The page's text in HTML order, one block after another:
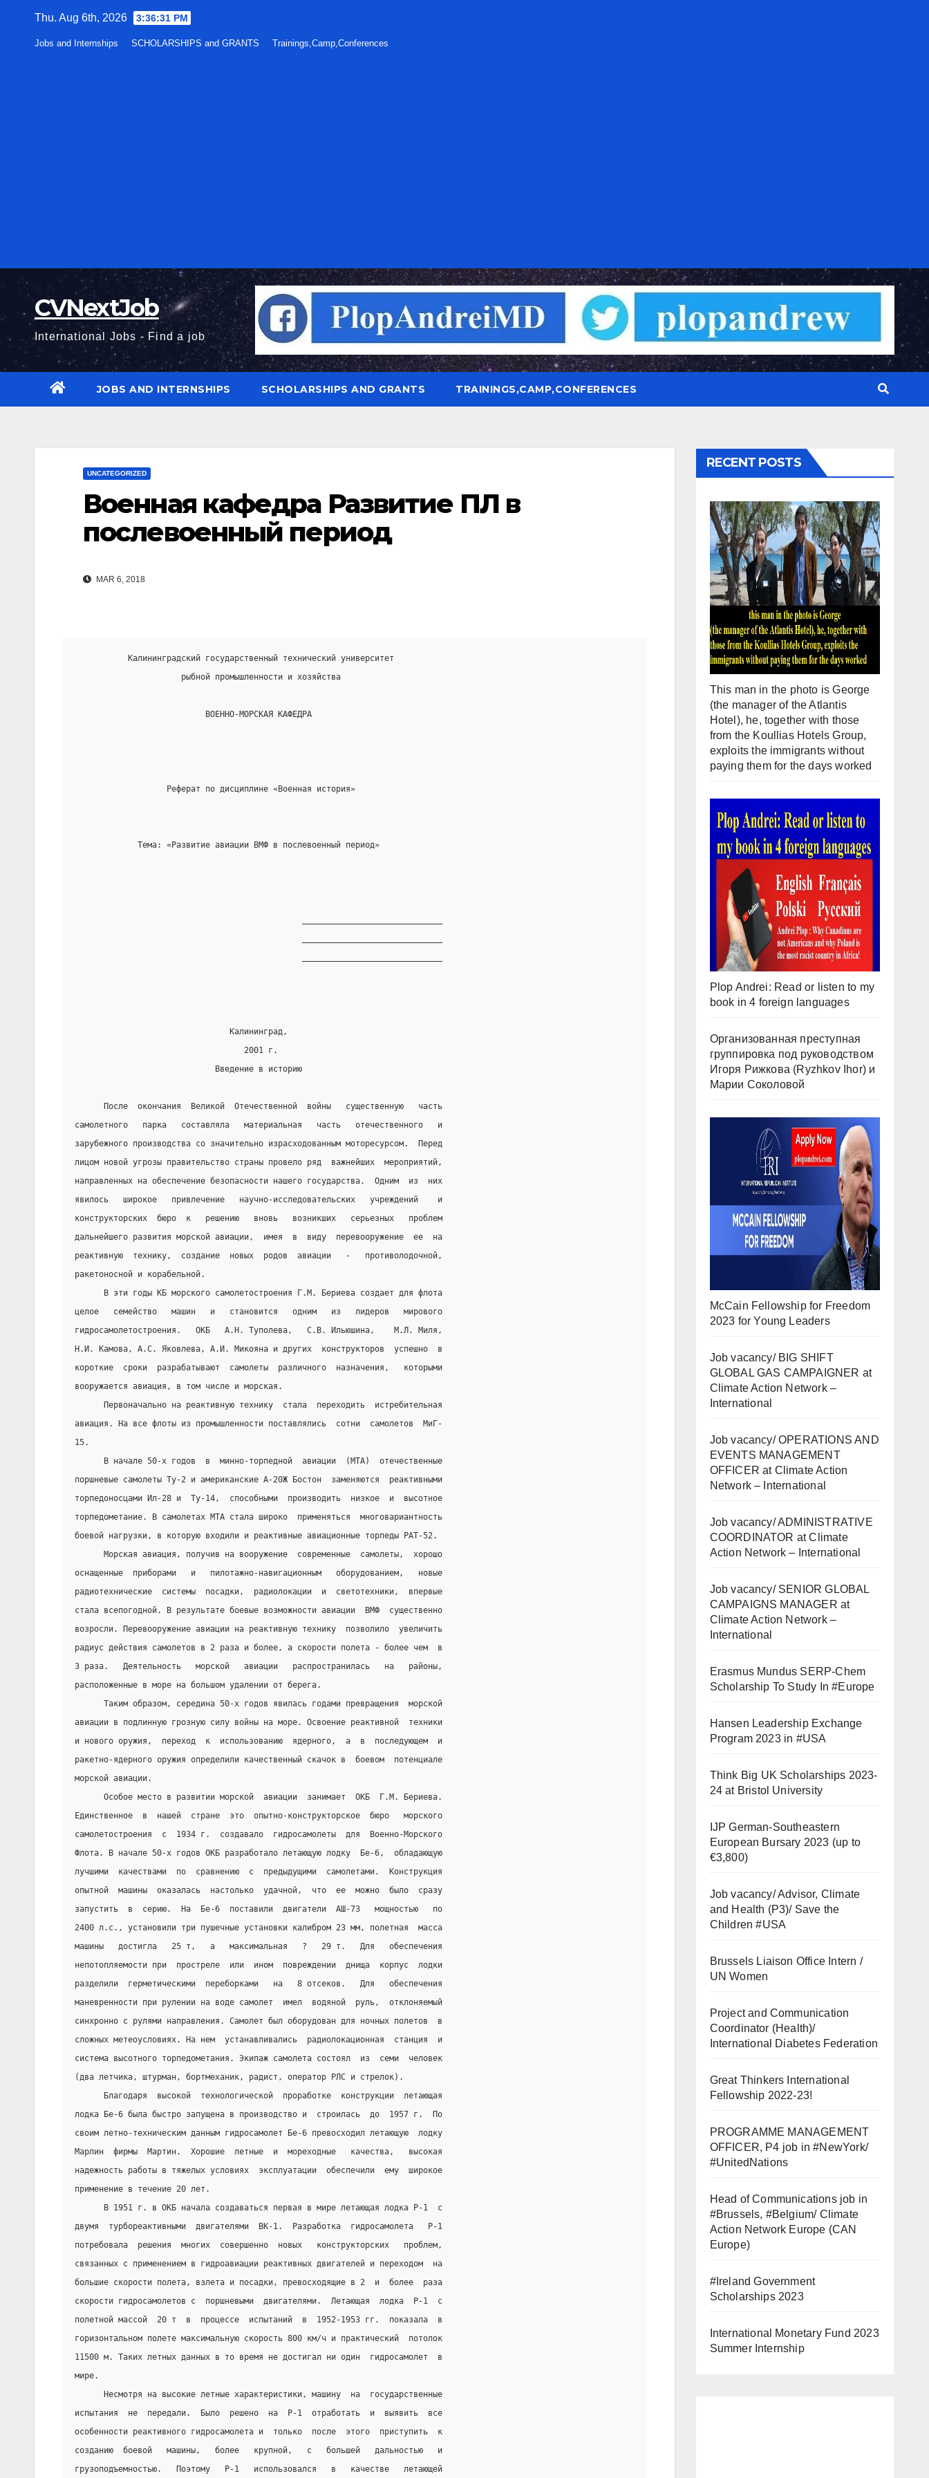
Thu. Aug 6th, 2026 3:36:32 PM
Jobs and Internships SCHOLARSHIPS and GRANTS Trainings,Camp,Conferences
CVNextJob
International Jobs - Find a job
JOBS AND INTERNSHIPS SCHOLARSHIPS AND GRANTS TRAININGS,CAMP,CONFERENCES
UNCATEGORIZED
Военная кафедра Развитие ПЛ в
послевоенный период
MAR 6, 2018
           Калининградский государственный технический университет
                      рыбной промышленности и хозяйства
                           ВОЕННО-МОРСКАЯ КАФЕДРА
                   Реферат по дисциплине «Военная история»
             Тема: «Развитие авиации ВМФ в послевоенный период»
                                Калининград,
                                   2001 г.
                             Введение в историю
      После  окончания  Великой  Отечественной  войны   существенную   часть
самолетного   парка   составляла   материальная   часть   отечественного   и
зарубежного производства со значительно израсходованным моторесурсом.  Перед
лицом новой угрозы правительство страны провело ряд  важнейших  мероприятий,
направленных на обеспечение безопасности нашего государства.  Одним  из  них
явилось   широкое   привлечение   научно-исследовательских   учреждений    и
конструкторских  бюро  к   решению   вновь   возникших   серьезных   проблем
дальнейшего развития морской авиации,  имея  в  виду  перевооружение  ее  на
реактивную  технику,  создание  новых  родов  авиации   -   противолодочной,
ракетоносной и корабельной.
      В эти годы КБ морского самолетостроения Г.М. Бериева создает для флота
целое   семейство   машин   и   становится   одним   из   лидеров   мирового
гидросамолетостроения.   ОКБ   А.Н. Туполева,   С.В. Ильюшина,    М.Л. Миля,
Н.И. Камова, А.С. Яковлева, А.И. Микояна и других  конструкторов  успешно  в
короткие  сроки  разрабатывают  самолеты  различного  назначения,   которыми
вооружается авиация, в том числе и морская.
      Первоначально на реактивную технику  стала  переходить  истребительная
авиация. На все флоты из промышленности поставлялись  сотни  самолетов  МиГ-
15.
      В начале 50-х годов  в  минно-торпедной  авиации  (МТА)  отечественные
поршневые самолеты Ту-2 и американские А-20Ж Бостон  заменяются  реактивными
торпедоносцами Ил-28 и  Ту-14,  способными  производить  низкое  и  высотное
торпедометание. В самолетах МТА стала широко  применяться  многовариантность
боевой нагрузки, в которую входили и реактивные авиационные торпеды РАТ-52.
      Морская авиация, получив на вооружение  современные  самолеты,  хорошо
оснащенные  приборами   и   пилотажно-навигационным   оборудованием,   новые
радиотехнические  системы  посадки,  радиолокации  и  светотехники,  впервые
стала всепогодной. В результате боевые возможности авиации  ВМФ  существенно
возросли. Перевооружение авиации на реактивную технику  позволило  увеличить
радиус действия самолетов в 2 раза и более, а скорости полета - более чем  в
3 раза.   Деятельность   морской   авиации   распространилась   на   районы,
расположенные в море на большом удалении от берега.
      Таким образом, середина 50-х годов явилась годами превращения  морской
авиации в подлинную грозную силу войны на море. Освоение реактивной  техники
и нового оружия,  переход  к  использованию  ядерного,  а  в  последующем  и
ракетно-ядерного оружия определили качественный скачок в  боевом  потенциале
морской авиации.
      Особое место в развитии морской  авиации  занимает  ОКБ  Г.М. Бериева.
Единственное  в  нашей  стране  это  опытно-конструкторское  бюро   морского
самолетостроения  с  1934 г.  создавало  гидросамолеты  для  Военно-Морского
Флота. В начале 50-х годов ОКБ разработало летающую лодку  Бе-6,  обладающую
лучшими  качествами  по  сравнению  с  предыдущими  самолетами.  Конструкция
опытной  машины  оказалась  настолько  удачной,  что  ее  можно  было  сразу
запустить  в  серию.  На  Бе-6  поставили  двигатели  АШ-73   мощностью   по
2400 л.с., установили три пушечные установки калибром 23 мм, полетная  масса
машины   достигла   25 т,   а   максимальная   ?   29 т.   Для   обеспечения
непотопляемости при  простреле  или  ином  повреждении  днища  корпус  лодки
разделили  герметическими  переборками   на   8 отсеков.   Для   обеспечения
маневренности при рулении на воде самолет  имел  водяной  руль,  отклоняемый
синхронно с рулями направления. Самолет был оборудован для ночных полетов  в
сложных метеоусловиях. На нем  устанавливались  радиолокационная  станция  и
система высотного торпедометания. Экипаж самолета состоял  из  семи  человек
(два летчика, штурман, бортмеханик, радист, оператор РЛС и стрелок).
      Благодаря  высокой  технологической  проработке  конструкции  летающая
лодка Бе-6 была быстро запущена в производство и  строилась  до  1957 г.  По
своим летно-техническим данным гидросамолет Бе-6 превосходил летающую  лодку
Марлин  фирмы  Мартин.  Хорошие  летные  и  мореходные   качества,   высокая
надежность работы в тяжелых условиях  эксплуатации  обеспечили  ему  широкое
применение в течение 20 лет.
      В 1951 г. в ОКБ начала создаваться первая в мире летающая лодка Р-1  с
двумя  турбореактивными  двигателями  ВК-1.  Разработка  гидросамолета   Р-1
потребовала  решения  многих  совершенно  новых   конструкторских   проблем,
связанных с применением в гидроавиации реактивных двигателей и переходом  на
большие скорости полета, взлета и посадки, превосходящие в 2  и  более  раза
скорости гидросамолетов с  поршневыми  двигателями.  Летающая  лодка  Р-1  с
полетной массой  20 т  в  процессе  испытаний  в  1952-1953 гг.  показала  в
горизонтальном полете максимальную скорость 800 км/ч и практический  потолок
11500 м. Таких летных данных в то время не достигал ни один  гидросамолет  в
мире.
      Несмотря на высокие летные характеристики, машину  на  государственные
испытания  не  передали.  Было  решено  на  Р-1  отработать  и  выявить  все
особенности реактивного гидросамолета и  только  после  этого  приступить  к
созданию  боевой   машины,   более   крупной,   с   большей   дальностью   и
грузоподъемностью.   Поэтому   Р-1   использовался   в   качестве   летающей
RECENT POSTS
This man in the photo is George
(the manager of the Atlantis
Hotel), he, together with those
from the Koullias Hotels Group,
exploits the immigrants without
paying them for the days worked
Plop Andrei: Read or listen to my
book in 4 foreign languages
Организованная преступная
группировка под руководством
Игоря Рижкова (Ryzhkov Ihor) и
Марии Соколовой
McCain Fellowship for Freedom
2023 for Young Leaders
Job vacancy/ BIG SHIFT
GLOBAL GAS CAMPAIGNER at
Climate Action Network –
International
Job vacancy/ OPERATIONS AND
EVENTS MANAGEMENT
OFFICER at Climate Action
Network – International
Job vacancy/ ADMINISTRATIVE
COORDINATOR at Climate
Action Network – International
Job vacancy/ SENIOR GLOBAL
CAMPAIGNS MANAGER at
Climate Action Network –
International
Erasmus Mundus SERP-Chem
Scholarship To Study In #Europe
Hansen Leadership Exchange
Program 2023 in #USA
Think Big UK Scholarships 2023-
24 at Bristol University
IJP German-Southeastern
European Bursary 2023 (up to
€3,800)
Job vacancy/ Advisor, Climate
and Health (P3)/ Save the
Children #USA
Brussels Liaison Office Intern /
UN Women
Project and Communication
Coordinator (Health)/
International Diabetes Federation
Great Thinkers International
Fellowship 2022-23!
PROGRAMME MANAGEMENT
OFFICER, P4 job in #NewYork/
#UnitedNations
Head of Communications job in
#Brussels, #Belgium/ Climate
Action Network Europe (CAN
Europe)
#Ireland Government
Scholarships 2023
International Monetary Fund 2023
Summer Internship